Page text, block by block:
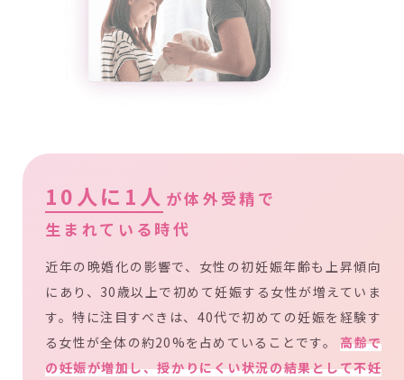
10人に1人 が体外受精で
生まれている時代
近年の晩婚化の影響で、女性の初妊娠年齢も上昇傾向
にあり、30歳以上で初めて妊娠する女性が増えていま
す。特に注目すべきは、40代で初めての妊娠を経験す
る女性が全体の約20%を占めていることです。高齢で
の妊娠が増加し、授かりにくい状況の結果として不妊